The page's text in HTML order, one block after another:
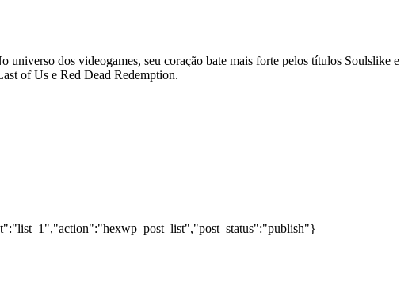
universo dos videogames, seu coração bate mais forte pelos títulos Soulslike e
of Us e Red Dead Redemption.